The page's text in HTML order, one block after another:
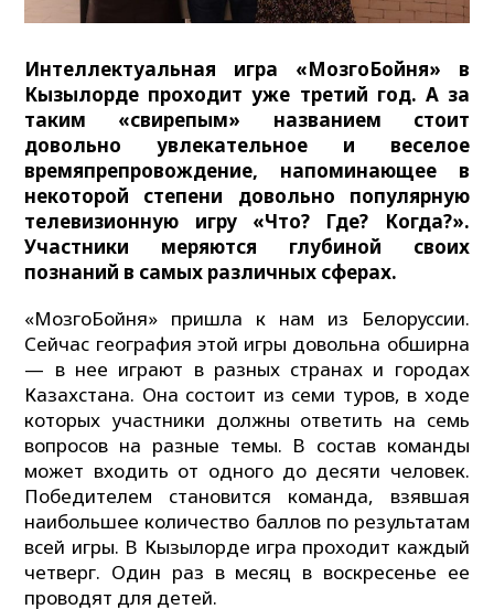
Интеллектуальная игра «МозгоБойня» в
Кызылорде проходит уже третий год. А за
таким «свирепым» названием стоит
довольно увлекательное и веселое
времяпрепровождение, напоминающее в
некоторой степени довольно популярную
телевизионную игру «Что? Где? Когда?».
Участники меряются глубиной своих
познаний в самых различных сферах.
«МозгоБойня» пришла к нам из Белоруссии.
Сейчас география этой игры довольна обширна
— в нее играют в разных странах и городах
Казахстана. Она состоит из семи туров, в ходе
которых участники должны ответить на семь
вопросов на разные темы. В состав команды
может входить от одного до десяти человек.
Победителем становится команда, взявшая
наибольшее количество баллов по результатам
всей игры. В Кызылорде игра проходит каждый
четверг. Один раз в месяц в воскресенье ее
проводят для детей.